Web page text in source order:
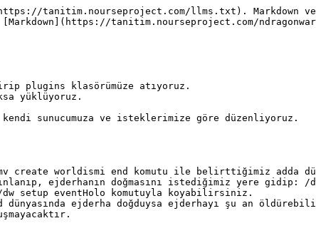
tanitim.nourseproject.com/llms.txt). Markdown
tanitim.nourseproject.com/
plugins klasörümüze atıyoruz.
yüklüyoruz.
sunucumuza ve isteklerimize göre düzenliyoruz.
create worldismi end komutu ile belirttiğimiz adda
ejderhanın doğmasını istediğimiz yere gidip: /
setup eventHolo komutuyla koyabilirsiniz.
dünyasında ejderha doğduysa ejderhayı şu an